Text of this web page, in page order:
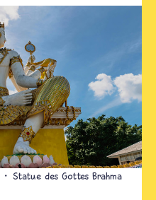
Statue des Gottes Brahma